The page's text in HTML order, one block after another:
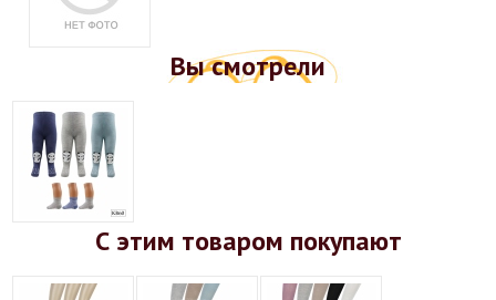
Вы смотрели
С этим товаром покупают